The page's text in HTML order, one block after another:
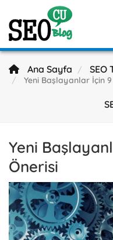
Ana Sayfa SEO
Yeni Başlayanlar İçin 9
Yeni
Önerisi